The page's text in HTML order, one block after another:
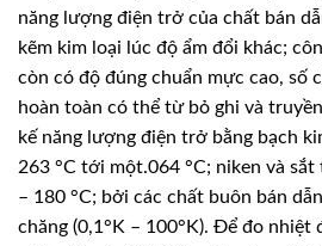
năng lượng điện trở của chất bán
kẽm kim loại lúc độ ẩm đổi khác;
còn có độ đúng chuẩn mực cao, số
hoàn toàn có thể từ bỏ ghi và
kế năng lượng điện trở bằng bạch
263 °C tới một.064 °C; niken và sắt
– 180 °C; bởi các chất buôn bán
chăng (0,1°K – 100°K). Để đo nhiệt